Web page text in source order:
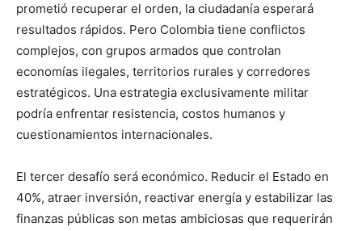
prometió recuperar el orden, la ciudadanía esperará
resultados rápidos. Pero Colombia tiene conflictos
complejos, con grupos armados que controlan
economías ilegales, territorios rurales y corredores
estratégicos. Una estrategia exclusivamente militar
podría enfrentar resistencia, costos humanos y
cuestionamientos internacionales.
El tercer desafío será económico. Reducir el Estado en
40%, atraer inversión, reactivar energía y estabilizar las
finanzas públicas son metas ambiciosas que requerirán